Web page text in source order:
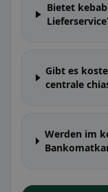
Bietet
Gibt es
centrale
Werden im